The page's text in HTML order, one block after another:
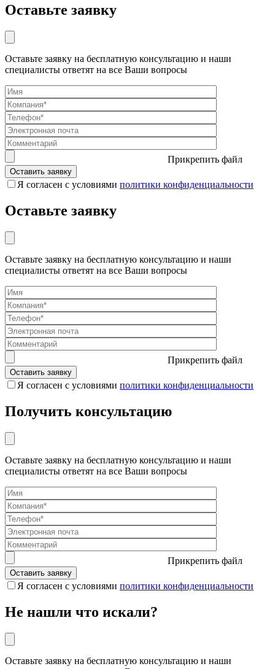
Оставьте заявку
Оставьте заявку на бесплатную консультацию и наши
специалисты ответят на все Ваши вопросы
Прикрепить файл
Я согласен с условиями политики конфиденциальности
Оставьте заявку
Оставьте заявку на бесплатную консультацию и наши
специалисты ответят на все Ваши вопросы
Прикрепить файл
Я согласен с условиями политики конфиденциальности
Получить консультацию
Оставьте заявку на бесплатную консультацию и наши
специалисты ответят на все Ваши вопросы
Прикрепить файл
Я согласен с условиями политики конфиденциальности
Не нашли что искали?
Оставьте заявку на бесплатную консультацию и наши